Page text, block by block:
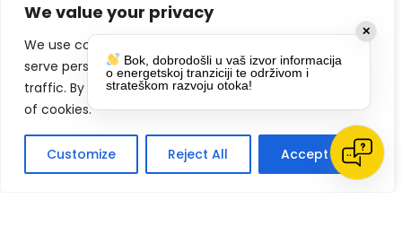
We value your privacy
We use cookies to enhance your browsing experience,
serve personalized ads or content, and analyze our
traffic. By clicking "Accept All", you consent to our use
of cookies.
Customize Reject All Accept All
Klikom na gumb dajete suglasnost za
primanje novosti Pokreta Otoka te se
slažete spolitikom privatnosti.
DRUŠTVENE MREŽE
✕
Bok, dobrodošli u vaš izvor informacija
o energetskoj tranziciji te održivom i
strateškom razvoju otoka!